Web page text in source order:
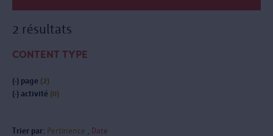
2 résultats
CONTENT TYPE
(-) page (2)
(-) activité (0)
Trier par: Pertinence Date